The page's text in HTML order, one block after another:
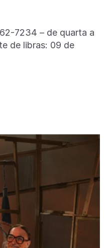
7234 – de quarta a
de libras: 09 de